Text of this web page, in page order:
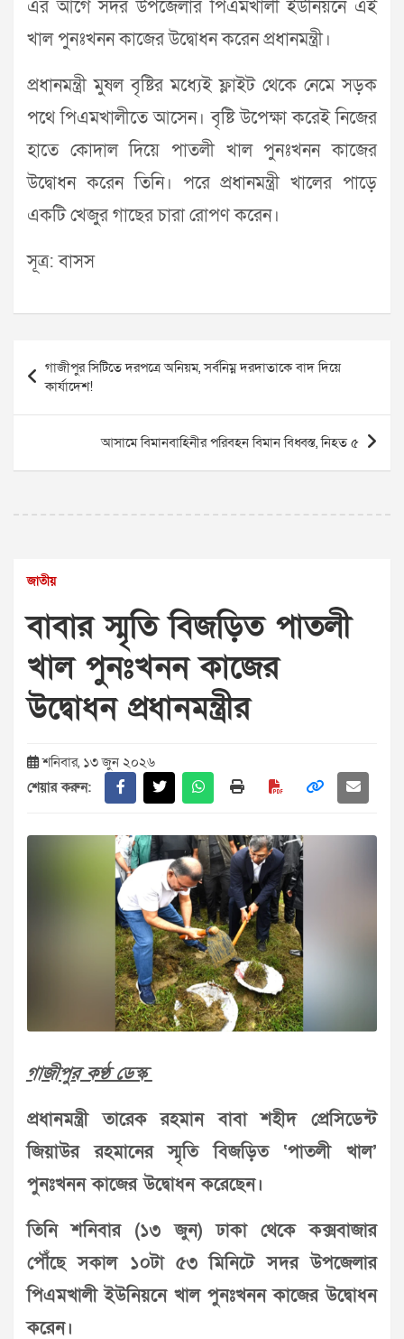
এর আগে সদর উপজেলার পিএমখালী ইউনিয়নে এই
খাল পুনঃখনন কাজের উদ্বোধন করেন প্রধানমন্ত্রী।
প্রধানমন্ত্রী মুষল বৃষ্টির মধ্যেই ফ্লাইট থেকে নেমে সড়ক
পথে পিএমখালীতে আসেন। বৃষ্টি উপেক্ষা করেই নিজের
হাতে কোদাল দিয়ে পাতলী খাল পুনঃখনন কাজের
উদ্বোধন করেন তিনি। পরে প্রধানমন্ত্রী খালের পাড়ে
একটি খেজুর গাছের চারা রোপণ করেন।
সূত্র: বাসস
navigation
গাজীপুর সিটিতে দরপত্রে অনিয়ম, সর্বনিম্ন দরদাতাকে বাদ দিয়ে
কার্যাদেশ!
আসামে বিমানবাহিনীর পরিবহন বিমান বিধ্বস্ত, নিহত ৫
জাতীয়
বাবার স্মৃতি বিজড়িত পাতলী
খাল পুনঃখনন কাজের
উদ্বোধন প্রধানমন্ত্রীর
শনিবার, ১৩ জুন ২০২৬
শেয়ার করুন:
গাজীপুর কণ্ঠ ডেস্ক
প্রধানমন্ত্রী তারেক রহমান বাবা শহীদ প্রেসিডেন্ট
জিয়াউর রহমানের স্মৃতি বিজড়িত ‘পাতলী খাল’
পুনঃখনন কাজের উদ্বোধন করেছেন।
তিনি শনিবার (১৩ জুন) ঢাকা থেকে কক্সবাজার
পৌঁছে সকাল ১০টা ৫৩ মিনিটে সদর উপজেলার
পিএমখালী ইউনিয়নে খাল পুনঃখনন কাজের উদ্বোধন
করেন।